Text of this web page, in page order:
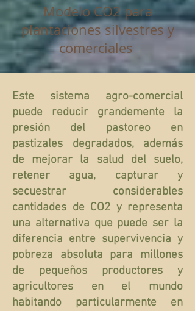
Modelo CO2 para
plantaciones silvestres y
comerciales
Este sistema agro-comercial
puede reducir grandemente la
presión del pastoreo en
pastizales degradados, además
de mejorar la salud del suelo,
retener agua, capturar y
secuestrar considerables
cantidades de CO2 y representa
una alternativa que puede ser la
diferencia entre supervivencia y
pobreza absoluta para millones
de pequeños productores y
agricultores en el mundo
habitando particularmente en